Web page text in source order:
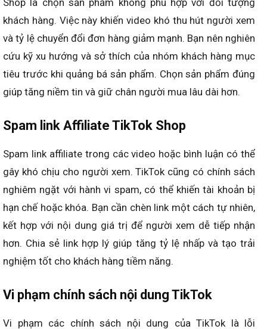
Shop là chọn sản phẩm không phù hợp với đối tượng
khách hàng. Việc này khiến video khó thu hút người xem
và tỷ lệ chuyển đổi đơn hàng giảm mạnh. Bạn nên nghiên
cứu kỹ xu hướng và sở thích của nhóm khách hàng mục
tiêu trước khi quảng bá sản phẩm. Chọn sản phẩm đúng
giúp tăng niềm tin và giữ chân người mua lâu dài hơn.
Spam link Affiliate TikTok Shop
Spam link affiliate trong các video hoặc bình luận có thể
gây khó chịu cho người xem. TikTok cũng có chính sách
nghiêm ngặt với hành vi spam, có thể khiến tài khoản bị
hạn chế hoặc khóa. Bạn cần chèn link một cách tự nhiên,
kết hợp với nội dung giá trị để người xem dễ tiếp nhận
hơn. Chia sẻ link hợp lý giúp tăng tỷ lệ nhấp và tạo trải
nghiệm tốt cho khách hàng tiềm năng.
Vi phạm chính sách nội dung TikTok
Vi phạm các chính sách nội dung của TikTok là lỗi